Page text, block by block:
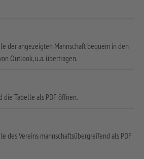
der angezeigten Mannschaft bequem in den
Outlook, u.a. übertragen.
Tabelle als PDF öffnen.
des Vereins mannschaftsübergreifend als PDF